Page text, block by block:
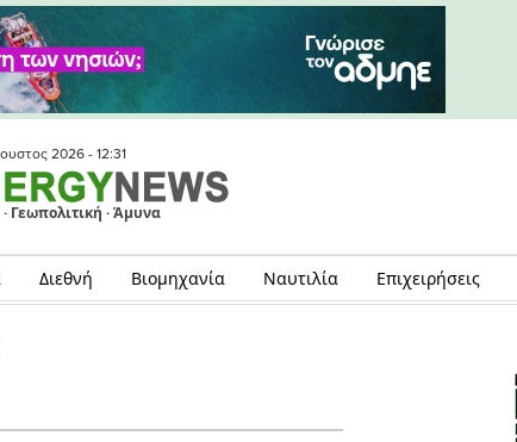
2026 - 12:31
Γεωπολιτική · Άμυνα
Διεθνή Βιομηχανία Ναυτιλία Επιχειρήσεις